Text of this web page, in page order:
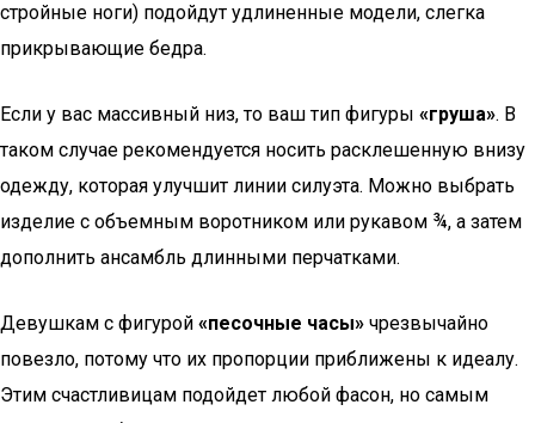
стройные ноги) подойдут удлиненные модели, слегка
прикрывающие бедра.
Если у вас массивный низ, то ваш тип фигуры «груша». В
таком случае рекомендуется носить расклешенную внизу
одежду, которая улучшит линии силуэта. Можно выбрать
изделие с объемным воротником или рукавом ¾, а затем
дополнить ансамбль длинными перчатками.
Девушкам с фигурой «песочные часы» чрезвычайно
повезло, потому что их пропорции приближены к идеалу.
Этим счастливицам подойдет любой фасон, но самым